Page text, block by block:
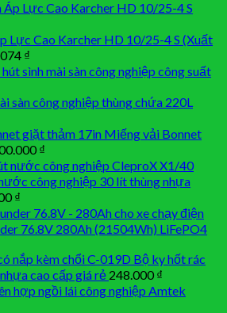
Lực Cao Karcher HD 10/25-4 S (Xuất
₫
sàn công nghiệp thùng chứa 220L
Miếng vải Bonnet
₫
công nghiệp 30 lít thùng nhựa
₫
76.8V 280Ah (21504Wh) LiFePO4
Bộ ky hốt rác
cao cấp giá rẻ 248.000₫